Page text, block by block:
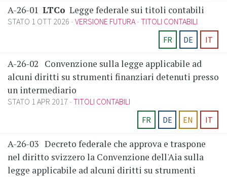
A-26-01 LTCo Legge federale sui titoli contabili
STATO 1 OTT 2026 VERSIONE FUTURA TITOLI CONTABILI
FR
DE IT
A-26-02
Convenzione sulla legge applicabile ad
alcuni diritti su strumenti finanziari detenuti presso
un intermediario
STATO 1 APR 2017 TITOLI CONTABILI
FR
DE EN IT
A-26-03 Decreto federale che approva e traspone
nel diritto svizzero la Convenzione dell'Aia sulla
legge applicabile ad alcuni diritti su strumenti